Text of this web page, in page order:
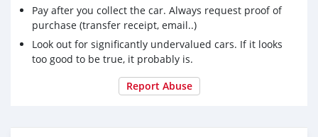
Pay after you collect the car. Always request proof of
purchase (transfer receipt, email..)
Look out for significantly undervalued cars. If it looks
too good to be true, it probably is.
Report Abuse